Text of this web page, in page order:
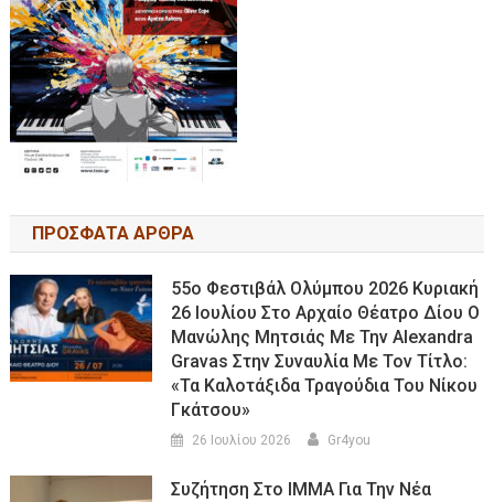
ΠΡΟΣΦΑΤΑ ΑΡΘΡΑ
55ο Φεστιβάλ Ολύμπου 2026 Κυριακή
26 Ιουλίου Στο Αρχαίο Θέατρο Δίου Ο
Μανώλης Μητσιάς Με Την Alexandra
Gravas Στην Συναυλία Με Τον Τίτλο:
«τα Καλοτάξιδα Τραγούδια Του Νίκου
Γκάτσου»
26 Ιουλίου 2026 Gr4you
Συζήτηση Στο ΙΜΜΑ Για Την Νέα